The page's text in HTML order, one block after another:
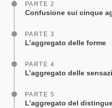
PARTE 2
Confusione sui cinque
PARTE 3
L’aggregato delle forme
PARTE 4
L’aggregato delle
PARTE 5
L’aggregato del